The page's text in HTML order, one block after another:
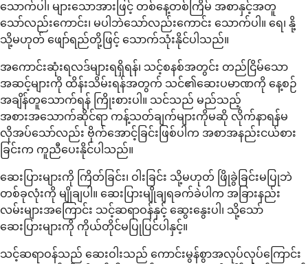
သောက်ပါ၊ များသောအားဖြင့် တစ်နေ့တစ်ကြိမ် အစာနှင့်အတူ
သော်လည်းကောင်း၊ မပါဘဲသော်လည်းကောင်း သောက်ပါ။ ရေ၊ နို့
သို့မဟုတ် ဖျော်ရည်တို့ဖြင့် သောက်သုံးနိုင်ပါသည်။
အကောင်းဆုံးရလဒ်များရရှိရန်၊ သင့်စနစ်အတွင်း တည်ငြိမ်သော
အဆင့်များကို ထိန်းသိမ်းရန်အတွက် သင်၏ဆေးပမာဏကို နေ့စဉ်
အချိန်တူသောက်ရန် ကြိုးစားပါ။ သင်သည် မည်သည့်
အစားအသောက်ဆိုင်ရာ ကန့်သတ်ချက်များကိုမဆို လိုက်နာရန်မ
လိုအပ်သော်လည်း ဗိုက်အောင့်ခြင်းဖြစ်ပါက အစာအနည်းငယ်စား
ခြင်းက ကူညီပေးနိုင်ပါသည်။
ဆေးပြားများကို ကြိတ်ခြင်း၊ ဝါးခြင်း သို့မဟုတ် ဖြိုခွဲခြင်းမပြုဘဲ
တစ်ခုလုံးကို မျိုချပါ။ ဆေးပြားမျိုချရခက်ခဲပါက အခြားနည်း
လမ်းများအကြောင်း သင့်ဆရာဝန်နှင့် ဆွေးနွေးပါ၊ သို့သော်
ဆေးပြားများကို ကိုယ်တိုင်မပြုပြင်ပါနှင့်။
သင့်ဆရာဝန်သည် ဆေးဝါးသည် ကောင်းမွန်စွာအလုပ်လုပ်ကြောင်း